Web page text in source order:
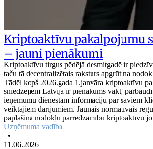
Kriptoaktīvu pakalpojumu
– jauni pienākumi
Kriptoaktīvu tirgus pēdējā desmitgadē ir
taču tā decentralizētais raksturs apgrūtina
Tādēļ kopš 2026.gada 1.janvāra kriptoaktīvu
sniedzējiem Latvijā ir pienākums vākt,
ieņēmumu dienestam informāciju par saviem
veiktajiem darījumiem. Jaunais normatīvais
paplašina nodokļu pārredzamību kriptoaktīvu
Uzņēmuma vadība
•
11.06.2026